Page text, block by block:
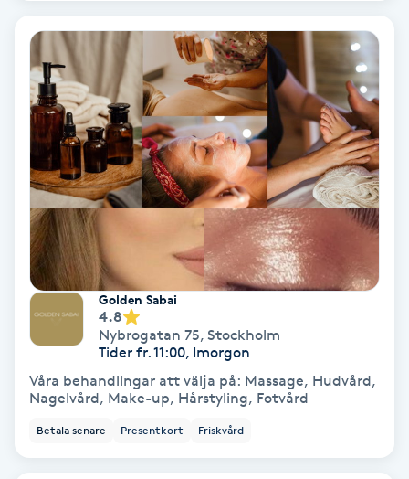
Babylights
Balayage
Bambumassage
Barber
Barnklippning
BIAB
Blowout
Golden Sabai
4.8
Nybrogatan 75, Stockholm
Tider fr. 11:00, Imorgon
Våra behandlingar att välja på: Massage, Hudvård,
Nagelvård, Make-up, Hårstyling, Fotvård
Betala senare Presentkort Friskvård